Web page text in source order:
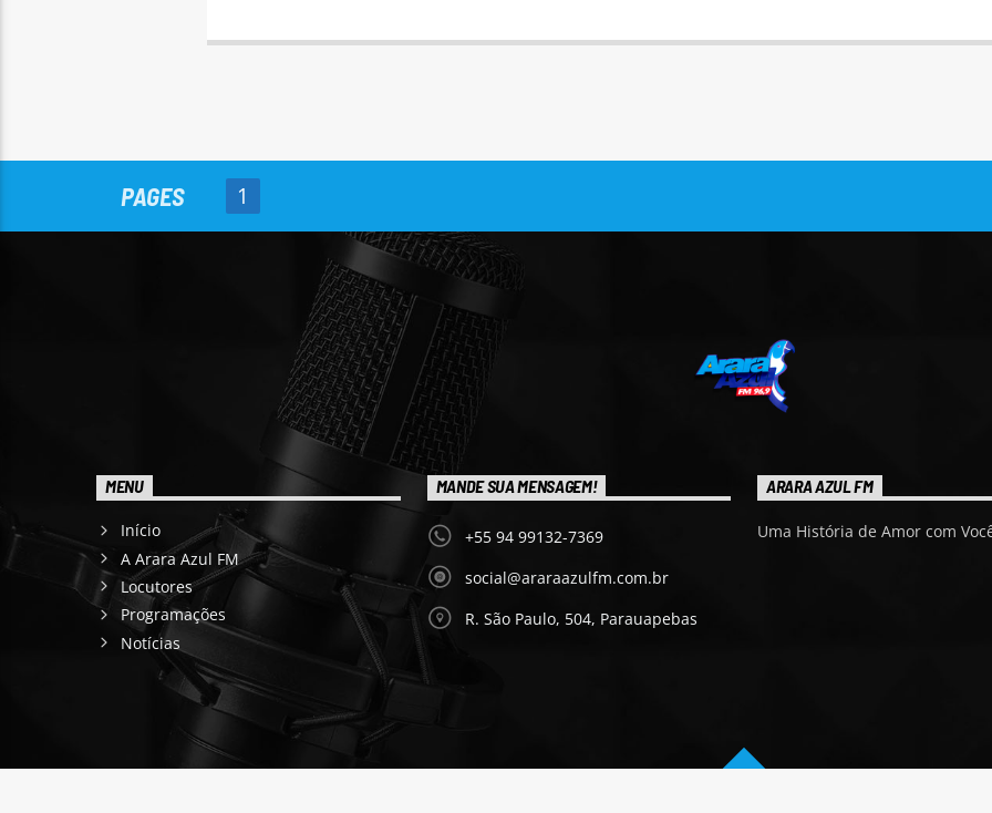
PAGES 1
MENU
Início
A Arara Azul FM
Locutores
Programações
Notícias
MANDE SUA MENSAGEM!
+55 94 99132-7369
social@araraazulfm.com.br
R. São Paulo, 504, Parauapebas
ARARA AZUL FM
Uma História de Amor com